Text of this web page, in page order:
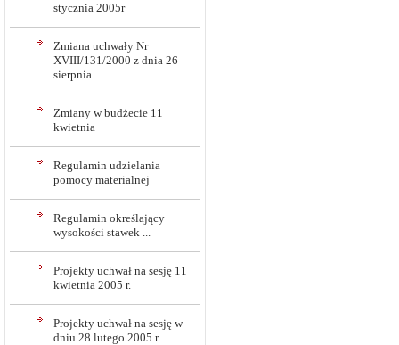
stycznia 2005r
Zmiana uchwały Nr
XVIII/131/2000 z dnia 26
sierpnia
Zmiany w budżecie 11
kwietnia
Regulamin udzielania
pomocy materialnej
Regulamin określający
wysokości stawek ...
Projekty uchwał na sesję 11
kwietnia 2005 r.
Projekty uchwał na sesję w
dniu 28 lutego 2005 r.